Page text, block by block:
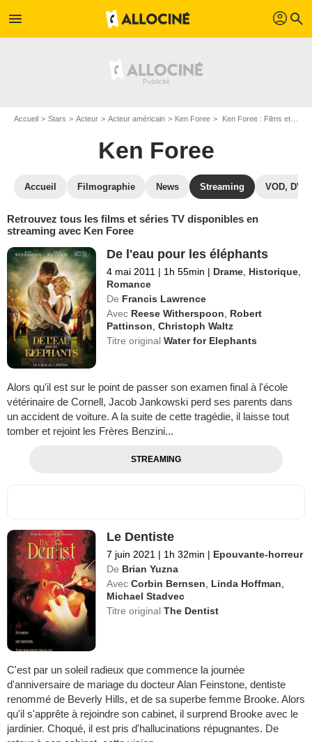
menu profil search
Accueil Stars Acteur Acteur américain Ken Foree Ken Foree : Films et séries online
Ken Foree
Accueil Filmographie News Streaming VOD, DVD
Retrouvez tous les films et séries TV disponibles en
streaming avec Ken Foree
De l'eau pour les éléphants
4 mai 2011 | 1h 55min | Drame Historique
Romance
De Francis Lawrence
Avec Reese Witherspoon
Robert
Pattinson ,Christoph Waltz
Titre originalWater for Elephants
Alors qu'il est sur le point de passer son examen final à l'école
vétérinaire de Cornell, Jacob Jankowski perd ses parents dans
un accident de voiture. A la suite de cette tragédie, il laisse tout
tomber et rejoint les Frères Benzini...
STREAMING
Le Dentiste
7 juin 2021 | 1h 32min | Epouvante-horreur
De Brian Yuzna
Avec Corbin Bernsen Linda Hoffman
Michael Stadvec
Titre originalThe Dentist
C'est par un soleil radieux que commence la journée
d'anniversaire de mariage du docteur Alan Feinstone, dentiste
renommé de Beverly Hills, et de sa superbe femme Brooke. Alors
qu'il s'apprête à rejoindre son cabinet, il surprend Brooke avec le
jardinier. Choqué, il est pris d'hallucinations répugnantes. De